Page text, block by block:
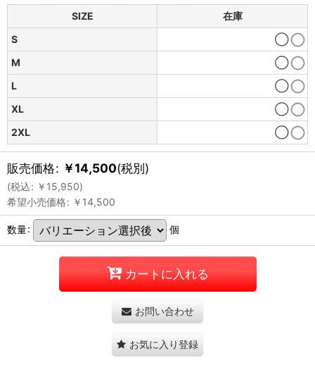
SIZE
在庫
S
◯
M
◯
L
◯
XL
◯
2XL
◯
販売価格: ￥14,500(税別)
(税込: ￥ 15,950)
希望小売価格: ￥ 14,500
数量: 個
カートに入れる
お問い合わせ
お気に入り登録